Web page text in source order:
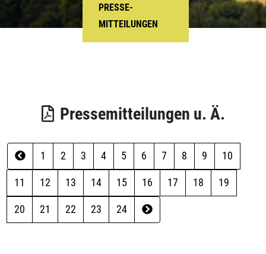
PRESSE-
MITTEILUNGEN
Pressemitteilungen u. Ä.
1 2 3 4 5 6 7 8 9 10
11 12 13 14 15 16 17 18 19
20 21 22 23 24